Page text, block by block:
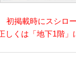
掲載時にスシロ
しくは「地下1階」